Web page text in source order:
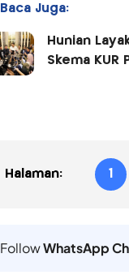
Baca Juga:
Hunian
Skema KUR
Halaman: 1
FollowWhatsApp